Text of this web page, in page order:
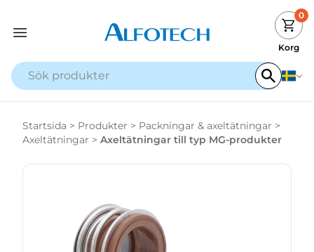
0
Korg
Startsida > Produkter > Packningar & axeltätningar >
Axeltätningar > Axeltätningar till typ MG-produkter